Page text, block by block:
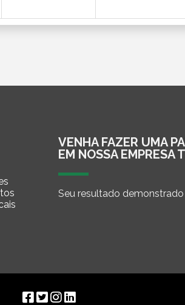
VENHA FAZER UMA
EM NOSSA EMPRESA
Seu resultado